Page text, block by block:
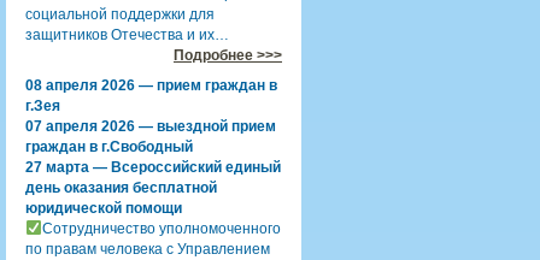
социальной поддержки для
защитников Отечества и их…
Подробнее >>>
08 апреля 2026 — прием граждан в
г.Зея
07 апреля 2026 — выездной прием
граждан в г.Свободный
27 марта — Всероссийский единый
день оказания бесплатной
юридической помощи
Сотрудничество уполномоченного
по правам человека с Управлением